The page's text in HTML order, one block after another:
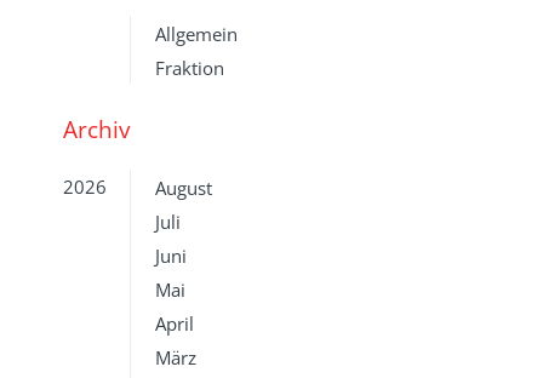
Allgemein
Fraktion
Archiv
2026
August
Juli
Juni
Mai
April
März